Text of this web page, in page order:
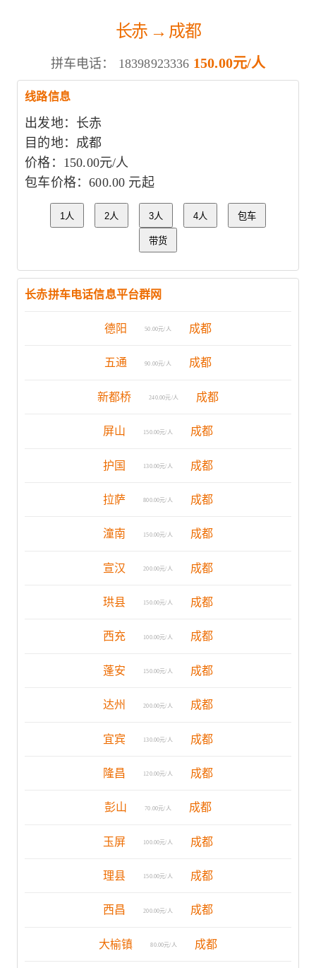
长赤 → 成都
拼车电话： 18398923336 150.00元/人
线路信息
出发地：长赤
目的地：成都
价格：150.00元/人
包车价格：600.00 元起
1人 2人 3人 4人 包车
带货
长赤拼车电话信息平台群网
德阳 50.00元/人 成都
五通 90.00元/人 成都
新都桥 240.00元/人 成都
屏山 150.00元/人 成都
护国 130.00元/人 成都
拉萨 800.00元/人 成都
潼南 150.00元/人 成都
宣汉 200.00元/人 成都
珙县 150.00元/人 成都
西充 100.00元/人 成都
蓬安 150.00元/人 成都
达州 200.00元/人 成都
宜宾 130.00元/人 成都
隆昌 120.00元/人 成都
彭山 70.00元/人 成都
玉屏 100.00元/人 成都
理县 150.00元/人 成都
西昌 200.00元/人 成都
大榆镇 80.00元/人 成都